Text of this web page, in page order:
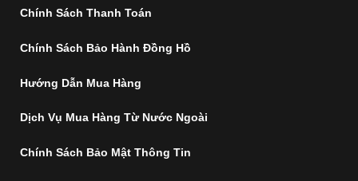
Chính Sách Thanh Toán
Chính Sách Bảo Hành Đồng Hồ
Hướng Dẫn Mua Hàng
Dịch Vụ Mua Hàng Từ Nước Ngoài
Chính Sách Bảo Mật Thông Tin